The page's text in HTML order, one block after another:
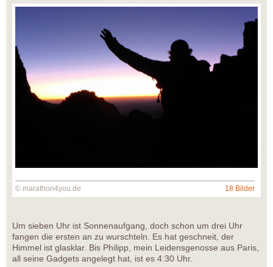
© marathon4you.de 18 Bilder
Um sieben Uhr ist Sonnenaufgang, doch schon um drei Uhr
fangen die ersten an zu wurschteln. Es hat geschneit, der
Himmel ist glasklar. Bis Philipp, mein Leidensgenosse aus Paris,
all seine Gadgets angelegt hat, ist es 4:30 Uhr.